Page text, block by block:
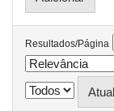
Resultados/Página